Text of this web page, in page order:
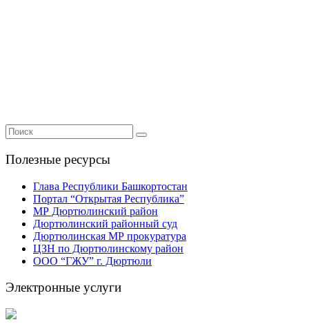
Полезные ресурсы
Глава Республики Башкортостан
Портал “Открытая Республика”
МР Дюртюлинский район
Дюртюлинский районный суд
Дюртюлинская МР прокуратура
ЦЗН по Дюртюлинскому район
ООО “ГЖУ” г. Дюртюли
Электронные услуги